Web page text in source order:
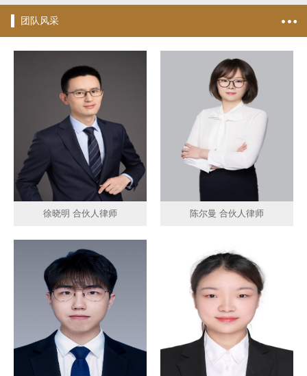
团队风采
徐晓明 合伙人律师 陈尔曼 合伙人律师